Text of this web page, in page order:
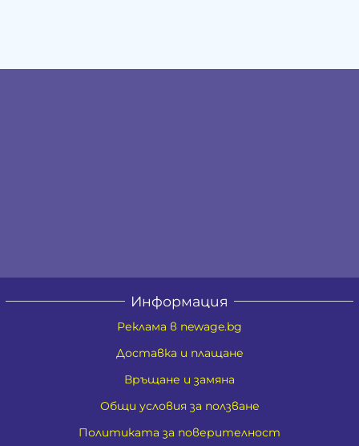
Информация
Реклама в newage.bg
Доставка и плащане
Връщане и замяна
Общи условия за ползване
Политиката за поверителност